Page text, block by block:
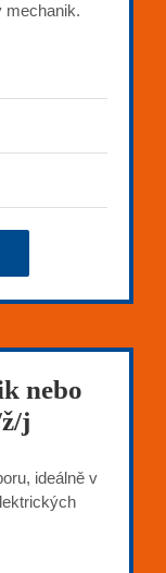
mechanik.
nebo
j
ideálně v